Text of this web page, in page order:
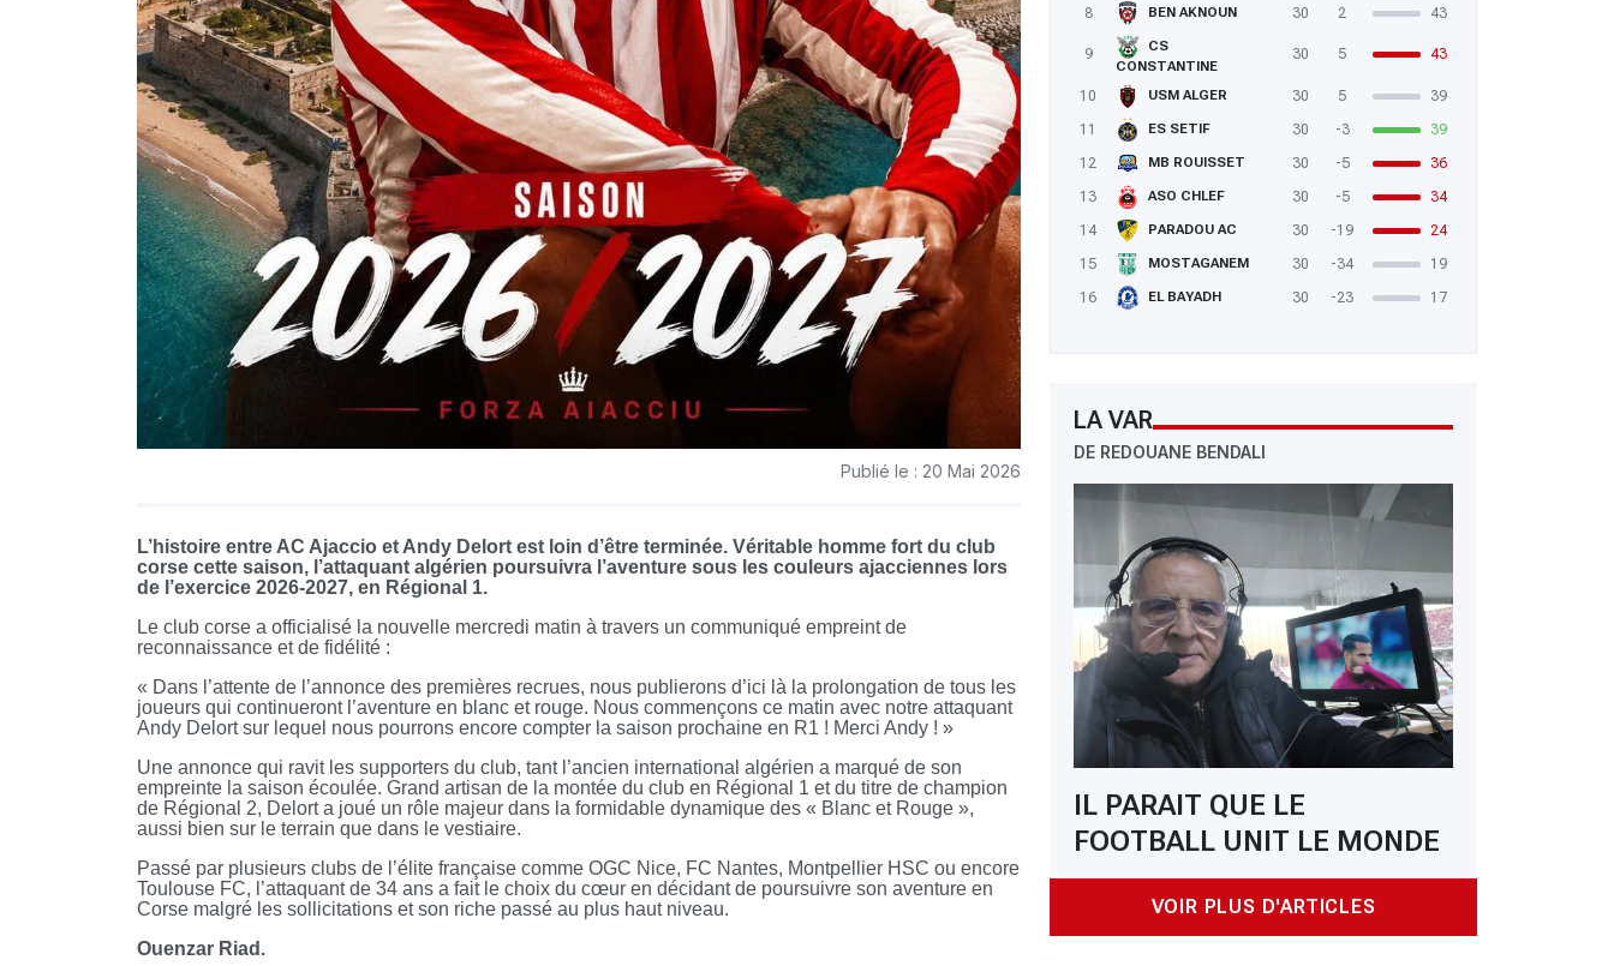
8
BEN AKNOUN 30 2 43
9
CS
CONSTANTINE
30 5 43
10 USM ALGER 30 5
39
11
ES SETIF 30 -3
39
12
MB ROUISSET 30 -5
36
13
ASO CHLEF 30 -5
34
14
PARADOU AC 30 -19
24
15
MOSTAGANEM 30 -34
19
16
EL BAYADH 30 -23 17
LA VAR
DE REDOUANE BENDALI
IL PARAIT QUE LE
FOOTBALL UNIT LE MONDE
VOIR PLUS D'ARTICLES
Publié le : 20 Mai 2026
L’histoire entre AC Ajaccio et Andy Delort est loin d’être terminée. Véritable homme fort du club
corse cette saison, l’attaquant algérien poursuivra l’aventure sous les couleurs ajacciennes lors
de l’exercice 2026-2027, en Régional 1.
Le club corse a officialisé la nouvelle mercredi matin à travers un communiqué empreint de
reconnaissance et de fidélité :
« Dans l’attente de l’annonce des premières recrues, nous publierons d’ici là la prolongation de tous les
joueurs qui continueront l’aventure en blanc et rouge. Nous commençons ce matin avec notre attaquant
Andy Delort sur lequel nous pourrons encore compter la saison prochaine en R1 ! Merci Andy ! »
Une annonce qui ravit les supporters du club, tant l’ancien international algérien a marqué de son
empreinte la saison écoulée. Grand artisan de la montée du club en Régional 1 et du titre de champion
de Régional 2, Delort a joué un rôle majeur dans la formidable dynamique des « Blanc et Rouge »,
aussi bien sur le terrain que dans le vestiaire.
Passé par plusieurs clubs de l’élite française comme OGC Nice, FC Nantes, Montpellier HSC ou encore
Toulouse FC, l’attaquant de 34 ans a fait le choix du cœur en décidant de poursuivre son aventure en
Corse malgré les sollicitations et son riche passé au plus haut niveau.
Ouenzar Riad.